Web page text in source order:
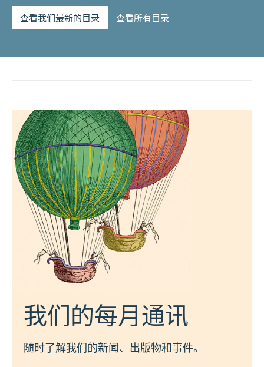
查看我们最新的目录 查看所有目录
我们的每月通讯
随时了解我们的新闻、出版物和事件。